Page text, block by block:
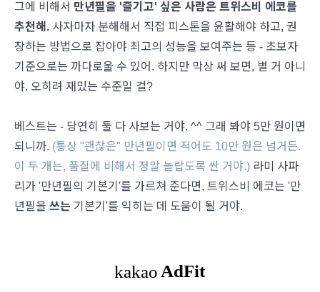
그에 비해서 만년필을 '즐기고' 싶은 사람은 트위스비 에코를
추천해. 사자마자 분해해서 직접 피스톤을 윤활해야 하고, 권
장하는 방법으로 잡아야 최고의 성능을 보여주는 등 - 초보자
기준으로는 까다로울 수 있어. 하지만 막상 써 보면, 별 거 아니
야. 오히려 재밌는 수준일 걸?
베스트는 - 당연히 둘 다 사보는 거야. ^^ 그래 봐야 5만 원이면
되니까. (통상 "괜찮은" 만년필이면 적어도 10만 원은 넘거든.
이 두 개는, 품질에 비해서 정말 놀랍도록 싼 거야.) 라미 사파
리가 '만년필의 기본기'를 가르쳐 준다면, 트위스비 에코는 '만
년필을 쓰는 기본기'를 익히는 데 도움이 될 거야.